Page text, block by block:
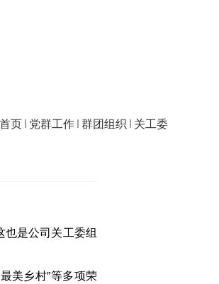
首页 党群工作 群团组织 关工委
是公司关工委组
美乡村”等多项荣